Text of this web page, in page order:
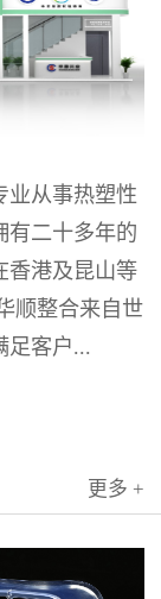
业从事热塑性
有二十多年的
香港及昆山等
顺整合来自世
足客户...
更多 +